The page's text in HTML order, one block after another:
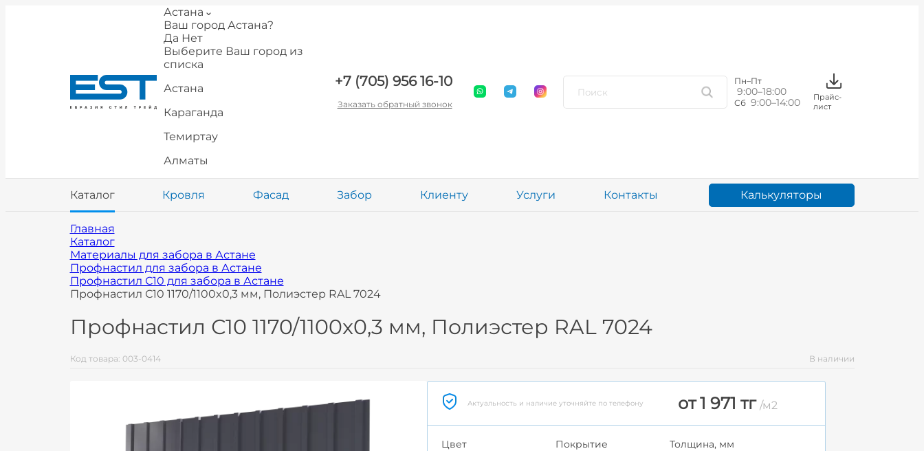
Астана
Ваш город Астана?
Да Нет
Выберите Ваш город из
списка
Астана
Караганда
Темиртау
Алматы
+7 (705) 956 16-10
Заказать обратный звонок
Пн–Пт
9:00–18:00
Сб 9:00–14:00
Прайс-
лист
Каталог Кровля Фасад Забор Клиенту Услуги Контакты Калькуляторы
Главная
Каталог
Материалы для забора в Астане
Профнастил для забора в Астане
Профнастил С10 для забора в Астане
Профнастил С10 1170/1100x0,3 мм, Полиэстер RAL 7024
Профнастил С10 1170/1100x0,3 мм, Полиэстер RAL 7024
Код товара: 003-0414 В наличии
Актуальность и наличие уточняйте по телефону от 1 971 тг /м2
Цвет Покрытие Толщина, мм